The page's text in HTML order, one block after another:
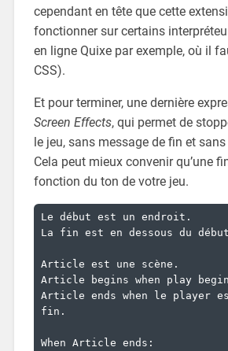
cependant en tête que cette
fonctionner sur certains
en ligne Quixe par exemple, où il
CSS).
Et pour terminer, une dernière
Screen Effects, qui permet de
le jeu, sans message de fin et
Cela peut mieux convenir qu’une
fonction du ton de votre jeu.
Le début est un endroit.
La fin est en dessous du
Article est une scène.
Article begins when play
Article ends when le player
fin.
When Article ends: